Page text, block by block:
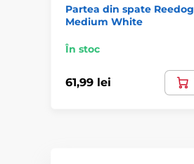
Partea din spate Reedog
Medium White
În stoc
61,99 lei